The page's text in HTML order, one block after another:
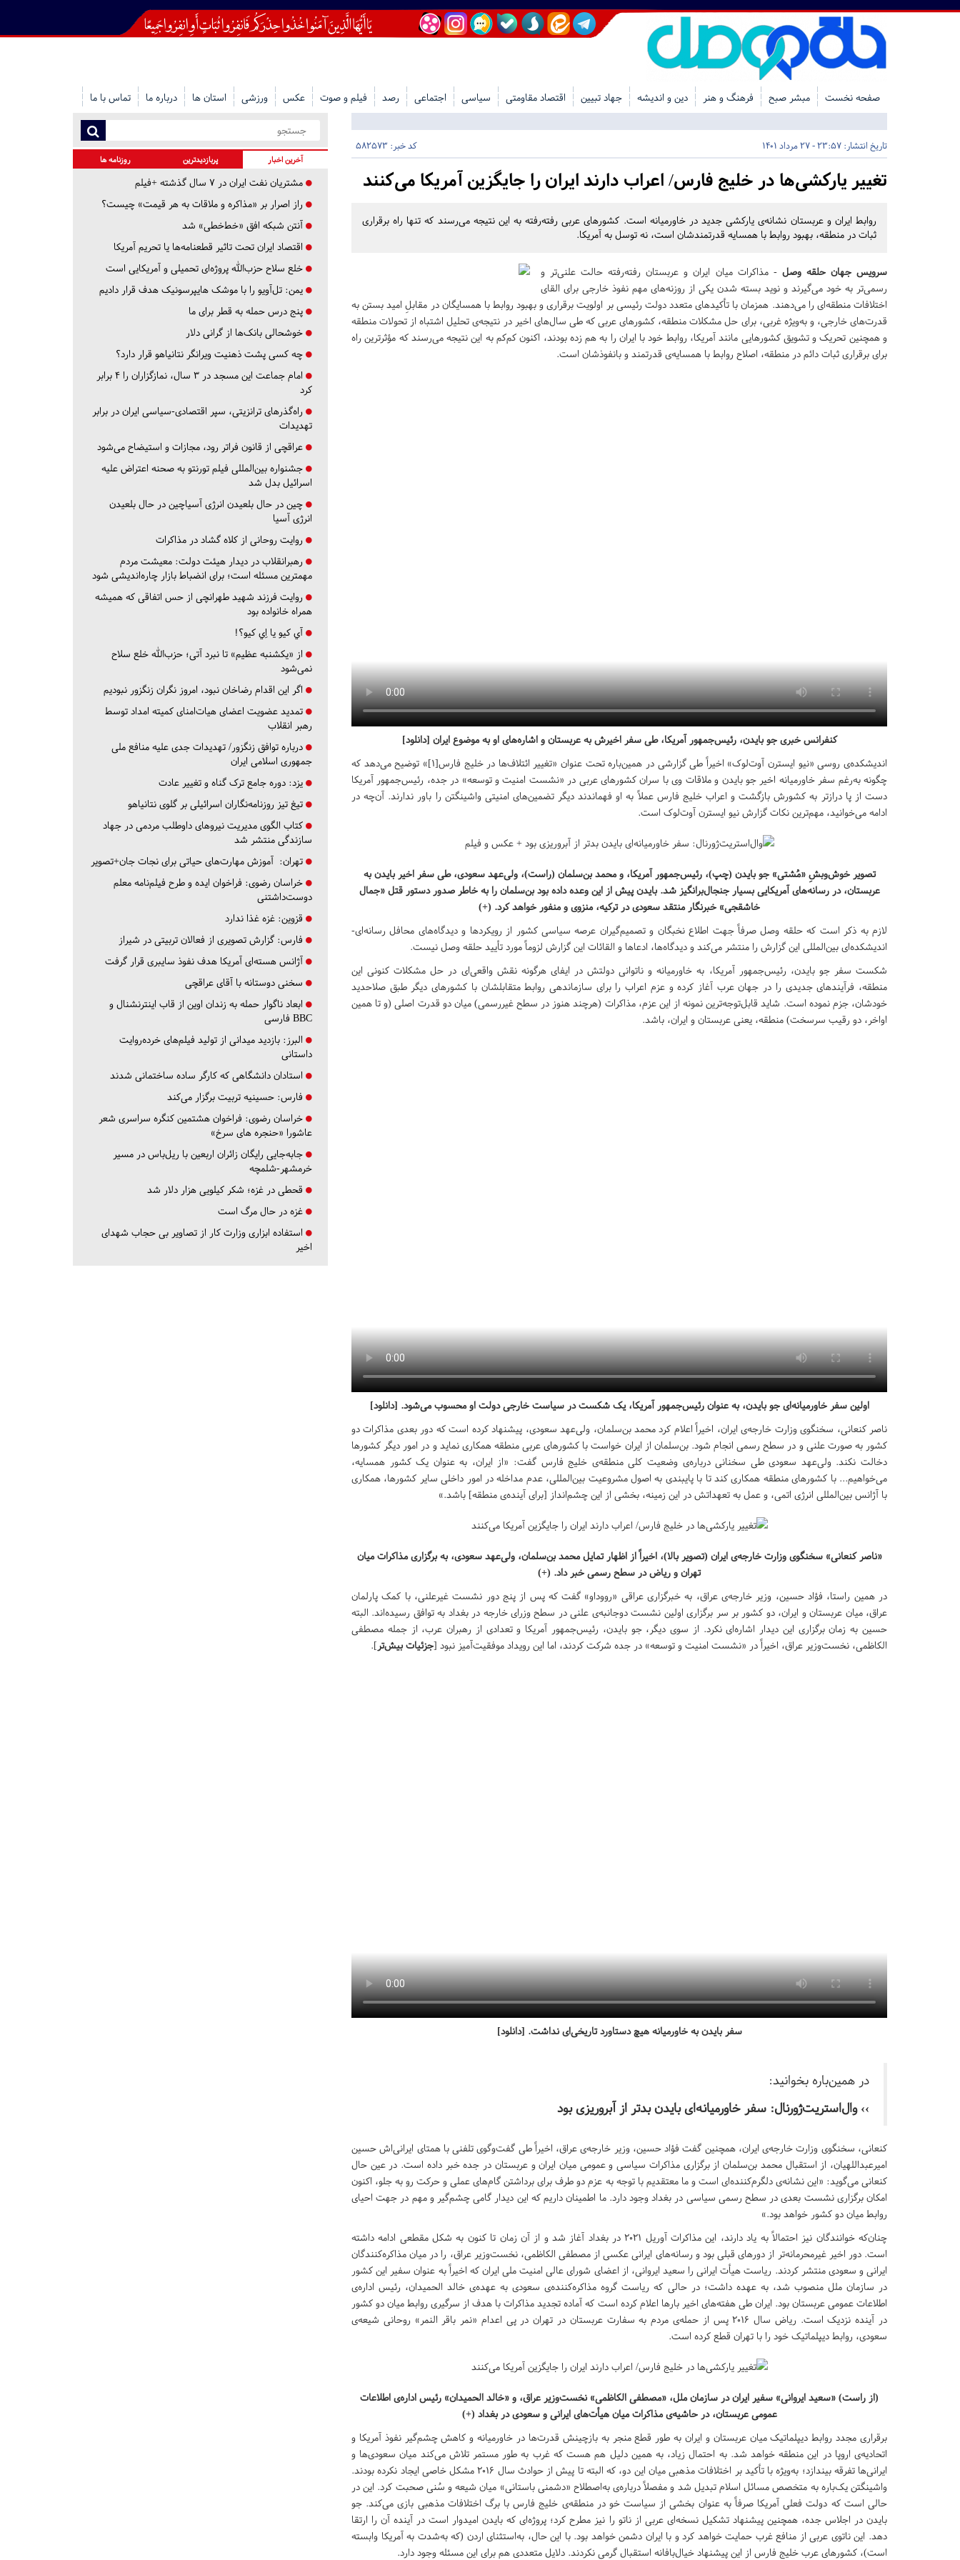
صفحه نخست مبشر صبح فرهنگ و هنر دین و اندیشه جهاد تبیین اقتصاد مقاومتی سیاسی اجتماعی رصد فیلم و صوت عکس ورزشی استان ها درباره ما تماس با ما
تاریخ انتشار: 23:57 - 27 مرداد 1401 کد خبر: 582573
تغییر یارکشی‌ها در خلیج فارس/ اعراب دارند ایران را جایگزین آمریکا می‌کنند
روابط ایران و عربستان نشانه‌ی یارکشی جدید در خاورمیانه است. کشورهای عربی رفته‌رفته به این نتیجه می‌رسند که تنها راه برقراری
ثبات در منطقه، بهبود روابط با همسایه قدرتمندشان است، نه توسل به آمریکا.
سرویس جهان حلقه وصل - مذاکرات میان ایران و عربستان رفته‌رفته حالت علنی‌تر و
رسمی‌تر به خود می‌گیرند و نوید بسته شدن یکی از روزنه‌های مهم نفوذ خارجی برای القای
اختلافات منطقه‌ای را می‌دهند. همزمان با تأکیدهای متعدد دولت رئیسی بر اولویت برقراری و بهبود روابط با همسایگان در مقابلِ امید بستن به
قدرت‌های خارجی، و به‌ویژه غربی، برای حل مشکلات منطقه، کشورهای عربی که طی سال‌های اخیر در نتیجه‌ی تحلیل اشتباه از تحولات منطقه
و همچنین تحریک و تشویق کشورهایی مانند آمریکا، روابط خود با ایران را به هم زده بودند، اکنون کم‌کم به این نتیجه می‌رسند که مؤثرترین راه
برای برقراری ثبات دائم در منطقه، اصلاح روابط با همسایه‌ی قدرتمند و بانفوذشان است.
کنفرانس خبری جو بایدن، رئیس‌جمهور آمریکا، طی سفر اخیرش به عربستان و اشاره‌های او به موضوع ایران [دانلود]
اندیشکده‌ی روسی «نیو ایسترن آوت‌لوک» اخیراً طی گزارشی در همین‌باره تحت عنوان «تغییر ائتلاف‌ها در خلیج فارس[۱]» توضیح می‌دهد که
چگونه به‌رغم سفر خاورمیانه اخیر جو بایدن و ملاقات وی با سران کشورهای عربی در «نشست امنیت و توسعه» در جده، رئیس‌جمهور آمریکا
دست از پا درازتر به کشورش بازگشت و اعراب خلیج فارس عملاً به او فهماندند دیگر تضمین‌های امنیتی واشینگتن را باور ندارند. آن‌چه در
ادامه می‌خوانید، مهم‌ترین نکات گزارش نیو ایسترن آوت‌لوک است.
تصویر خوش‌وبشِ «مُشتی» جو بایدن (چپ)، رئیس‌جمهور آمریکا، و محمد بن‌سلمان (راست)، ولی‌عهد سعودی، طی سفر اخیر بایدن به
عربستان، در رسانه‌های آمریکایی بسیار جنجال‌برانگیز شد. بایدن پیش از این وعده داده بود بن‌سلمان را به خاطر صدور دستور قتل «جمال
خاشقجی» خبرنگار منتقد سعودی در ترکیه، منزوی و منفور خواهد کرد. (+)
لازم به ذکر است که حلقه وصل صرفاً جهت اطلاع نخبگان و تصمیم‌گیران عرصه سیاسی کشور از رویکردها و دیدگاه‌های محافل رسانه‌ای-
اندیشکده‌ای بین‌المللی این گزارش را منتشر می‌کند و دیدگاه‌ها، ادعاها و القائات این گزارش‌ لزوماً مورد تأیید حلقه وصل نیست.
شکست سفر جو بایدن، رئیس‌جمهور آمریکا، به خاورمیانه و ناتوانی دولتش در ایفای هرگونه نقش واقعی‌ای در حل مشکلات کنونی این
منطقه، فرآیندهای جدیدی را در جهان عرب آغاز کرده و عزم اعراب را برای سازماندهی روابط متقابلشان با کشورهای دیگر طبق صلاحدید
خودشان، جزم نموده است. شاید قابل‌توجه‌ترین نمونه از این عزم، مذاکرات (هرچند هنوز در سطح غیررسمی) میان دو قدرت اصلی (و تا همین
اواخر، دو رقیب سرسخت) منطقه، یعنی عربستان و ایران، باشد.
اولین سفر خاورمیانه‌ای جو بایدن، به عنوان رئیس‌جمهور آمریکا، یک شکست در سیاست خارجی دولت او محسوب می‌شود. [دانلود]
ناصر کنعانی، سخنگوی وزارت خارجه‌ی ایران، اخیراً اعلام کرد محمد بن‌سلمان، ولی‌عهد سعودی، پیشنهاد کرده است که دور بعدی مذاکرات دو
کشور به صورت علنی و در سطح رسمی انجام شود. بن‌سلمان از ایران خواست با کشورهای عربی منطقه همکاری نماید و در امور دیگر کشورها
دخالت نکند. ولی‌عهد سعودی طی سخنانی درباره‌ی وضعیت کلی منطقه‌ی خلیج فارس گفت: «از ایران، به عنوان یک کشور همسایه،
می‌خواهیم... با کشورهای منطقه همکاری کند تا با پایبندی به اصول مشروعیت بین‌المللی، عدم مداخله در امور داخلی سایر کشورها، همکاری
با آژانس بین‌المللی انرژی اتمی، و عمل به تعهداتش در این زمینه، بخشی از این چشم‌انداز [برای آینده‌ی منطقه] باشد.»
«ناصر کنعانی» سخنگوی وزارت خارجه‌ی ایران (تصویر بالا)، اخیراً از اظهار تمایل محمد بن‌سلمان، ولی‌عهد سعودی، به برگزاری مذاکرات میان
تهران و ریاض در سطح رسمی خبر داد. (+)
در همین راستا، فؤاد حسین، وزیر خارجه‌ی عراق، به خبرگزاری عراقی «رووداو» گفت که پس از پنج دور نشست غیرعلنی، با کمک پارلمان
عراق، میان عربستان و ایران، دو کشور بر سر برگزاری اولین نشست دوجانبه‌ی علنی در سطح وزرای خارجه در بغداد به توافق رسیده‌اند. البته
حسین به زمان برگزاری این دیدار اشاره‌ای نکرد. از سوی دیگر، جو بایدن، رئیس‌جمهور آمریکا و تعدادی از رهبران عرب، از جمله مصطفی
الکاظمی، نخست‌وزیر عراق، اخیراً در «نشست امنیت و توسعه» در جده شرکت کردند، اما این رویداد موفقیت‌آمیز نبود [جزئیات بیش‌تر ].
سفر بایدن به خاورمیانه هیچ دستاورد تاریخی‌ای نداشت. [دانلود]
در همین‌باره بخوانید:
›› وال‌استریت‌ژورنال: سفر خاورمیانه‌ای بایدن بدتر از آبروریزی بود
کنعانی، سخنگوی وزارت خارجه‌ی ایران، همچنین گفت فؤاد حسین، وزیر خارجه‌ی عراق، اخیراً طی گفت‌وگوی تلفنی با همتای ایرانی‌اش حسین
امیرعبداللهیان، از استقبال محمد بن‌سلمان از برگزاری مذاکرات سیاسی و عمومی میان ایران و عربستان در جده خبر داده است. در عین حال
کنعانی می‌گوید: «این نشانه‌ی دلگرم‌کننده‌ای است و ما معتقدیم با توجه به عزم دو طرف برای برداشتن گام‌های عملی و حرکت رو به جلو، اکنون
امکان برگزاری نشست بعدی در سطح رسمی سیاسی در بغداد وجود دارد. ما اطمینان داریم که این دیدار گامی چشم‌گیر و مهم در جهت احیای
روابط میان دو کشور خواهد بود.»
چنان‌که خوانندگان نیز احتمالاً به یاد دارند، این مذاکرات آوریل ۲۰۲۱ در بغداد آغاز شد و از آن زمان تا کنون به شکل مقطعی ادامه داشته
است. دور اخیر غیرمحرمانه‌تر از دورهای قبلی بود و رسانه‌های ایرانی عکسی از مصطفی الکاظمی، نخست‌وزیر عراق، را در میان مذاکره‌کنندگان
ایرانی و سعودی منتشر کردند. ریاست هیأت ایرانی را سعید ایروانی، از اعضای شورای عالی امنیت ملی ایران که اخیراً به عنوان سفیر این کشور
در سازمان ملل منصوب شد، به عهده داشت؛ در حالی که ریاست گروه مذاکره‌کننده‌ی سعودی به عهده‌ی خالد الحمیدان، رئیس اداره‌ی
اطلاعات عمومی عربستان بود. ایران طی هفته‌های اخیر بارها اعلام کرده است که آماده تجدید مذاکرات با هدف از سرگیری روابط میان دو کشور
در آینده نزدیک است. ریاض سال ۲۰۱۶ پس از حمله‌ی مردم به سفارت عربستان در تهران در پی اعدام «نمر باقر النمر» روحانی شیعه‌ی
سعودی، روابط دیپلماتیک خود را با تهران قطع کرده است.
(از راست) «سعید ایروانی» سفیر ایران در سازمان ملل، «مصطفی الکاظمی» نخست‌وزیر عراق، و «خالد الحمیدان» رئیس اداره‌ی اطلاعات
عمومی عربستان، در حاشیه‌ی مذاکرات میان هیأت‌های ایرانی و سعودی در بغداد (+)
برقراری مجدد روابط دیپلماتیک میان عربستان و ایران به طور قطع منجر به بازچینش قدرت‌ها در خاورمیانه و کاهش چشم‌گیر نفوذ آمریکا و
اتحادیه‌ی اروپا در این منطقه خواهد شد. به احتمال زیاد، به همین دلیل هم هست که غرب به طور مستمر تلاش می‌کند میان سعودی‌ها و
ایرانی‌ها تفرقه بیندازد؛ به‌ویژه با تأکید بر اختلافات مذهبی میان این دو، که البته تا پیش از حوادث سال ۲۰۱۶ مشکل خاصی ایجاد نکرده بودند.
واشینگتن یک‌باره به متخصص مسائل اسلام تبدیل شد و مفصلاً درباره‌ی به‌اصطلاح «دشمنی باستانی» میان شیعه و سُنی صحبت کرد. این در
حالی است که دولت فعلی آمریکا صرفاً به عنوان بخشی از سیاست خو در منطقه‌ی خلیج فارس با برگ اختلافات مذهبی بازی می‌کند. جو
بایدن در اجلاس جده، همچنین پیشنهاد تشکیل نسخه‌ای عربی از ناتو را نیز مطرح کرد؛ پروژه‌ای که بایدن امیدوار است در آینده آن را ارتقا
دهد. این ناتوی عربی از منافع غرب حمایت خواهد کرد و با ایران دشمن خواهد بود. با این حال، به‌استثنای اردن (که به‌شدت به آمریکا وابسته
است)، کشورهای عرب خلیج فارس از این پیشنهاد خیال‌بافانه استقبال گرمی نکردند. دلایل متعددی هم برای این مسئله وجود دارد.
آخرین اخبار پربازدیدترین روزنامه ها
مشتریان نفت ایران در ۷ سال گذشته +فیلم
راز اصرار بر «مذاکره و ملاقات به هر قیمت» چیست؟
آنتن شبکه افق «خط‌خطی» شد
اقتصاد ایران تحت تاثیر قطعنامه‌ها یا تحریم‌ آمریکا
خلع سلاح حزب‌الله پروژه‌ای تحمیلی و آمریکایی است
یمن: تل‌آویو را با موشک هایپرسونیک هدف قرار دادیم
پنج درس‌ حمله به قطر برای ما
خوشحالی بانک‌ها از گرانی دلار
چه کسی پشت ذهنیت ویرانگر نتانیاهو قرار دارد؟
امام جماعت این مسجد در ۳ سال، نمازگزاران را ۴ برابر
کرد
راه‌گذرهای ترانزیتی، سپر اقتصادی-سیاسی ایران در برابر
تهدیدات
عراقچی از قانون فراتر رود، مجازات و استیضاح می‌شود
جشنواره بین‌المللی فیلم تورنتو به صحنه اعتراض علیه
اسرائیل بدل شد
چین در حال بلعیدن انرژی آسیاچین در حال بلعیدن
انرژی آسیا
روایت روحانی از کلاه گشاد در مذاکرات
رهبرانقلاب در دیدار هیئت دولت: معیشت مردم
مهمترین مسئله است؛ برای انضباط بازار چاره‌اندیشی شود
روایت فرزند شهید طهرانچی از حس اتفاقی که همیشه
همراه خانواده بود
آي كيو يا اِي كيو؟!
از «یکشنبه عظیم» تا نبرد آتی؛ حزب‌الله خلع سلاح
نمی‌شود
اگر این اقدام رضاخان نبود، امروز نگران زنگزور نبودیم
تمدید عضویت اعضای هیات‌امنای کمیته امداد توسط
رهبر انقلاب
درباره توافق زنگزور/ تهدیدات جدی علیه منافع ملی
جمهوری اسلامی ایران
یزد: دوره جامع ترک گناه و تغییر عادت
تیغ تیز روزنامه‌نگاران اسرائیلی بر گلوی نتانیاهو
کتاب الگوی مدیریت نیروهای داوطلب مردمی در جهاد
سازندگی منتشر شد
تهران: آموزش مهارت‌های حیاتی برای نجات جان+تصویر
خراسان رضوی: فراخوان ایده و طرح فیلم‌نامه معلم
دوست‌داشتنی
قزوین: غزه غذا ندارد
فارس: گزارش تصویری از فعالان تربیتی در شیراز
آژانس هسته‌ای آمریکا هدف نفوذ سایبری قرار گرفت
سخنی دوستانه با آقای عراقچی
ابعاد ناگوار حمله به زندان اوین از قاب اینترنشنال و
BBC فارسی
البرز: بازدید میدانی از تولید فیلم‌های خرده‌روایت
داستانی
استادان دانشگاهی که کارگر ساده ساختمانی شدند
فارس: حسینیه تربیت برگزار می‌کند
خراسان رضوی: فراخوان هشتمین کنگره سراسری شعر
عاشورا «حنجره های سرخ»
جابه‌جایی رایگان زائران اربعین با ریل‌باس در مسیر
خرمشهر-شلمچه
قحطی در غزه؛ شکر کیلویی هزار دلار شد
غزه در حال مرگ است
استفاده ابزاری وزارت کار از تصاویر بی حجاب شهدای
اخیر